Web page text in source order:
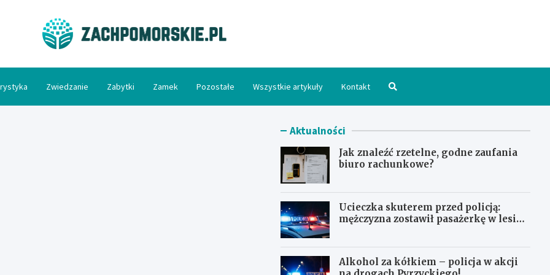
Zwiedzanie Zabytki Zamek Pozostałe Wszystkie artykuły Kontakt
Aktualności
Jak znaleźć rzetelne, godne zaufania
biuro rachunkowe?
Ucieczka skuterem przed policją:
mężczyzna zostawił pasażerkę w lesie i
Alkohol za kółkiem – policja w akcji